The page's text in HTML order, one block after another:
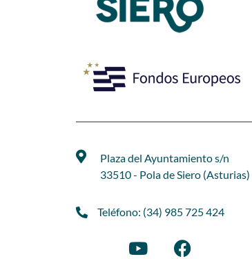
Plaza del Ayuntamiento s/n
33510 - Pola de Siero (Asturias)
Teléfono: (34) 985 725 424